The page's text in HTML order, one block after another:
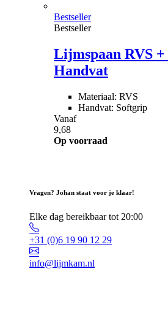
Bestseller
Bestseller
Lijmspaan RVS
Handvat
Materiaal: RVS
Handvat: Softgrip
Vanaf
9,68
Op voorraad
Vragen? Johan staat voor je klaar!
Elke dag bereikbaar tot 20:00
+31 (0)6 19 90 12 29
info@lijmkam.nl